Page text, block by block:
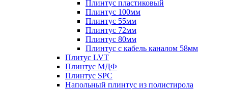
Плинтус пластиковый
Плинтус 100мм
Плинтус 55мм
Плинтус 72мм
Плинтус 80мм
Плинтус с кабель каналом 58мм
Плитус LVT
Плинтус МДФ
Плинтус SPC
Напольный плинтус из полистирола